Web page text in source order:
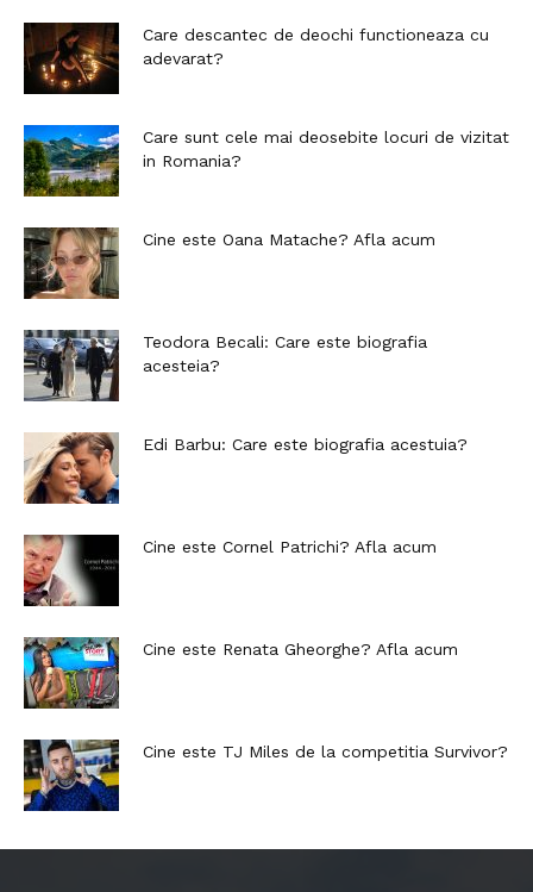
Care descantec de deochi functioneaza cu
adevarat?
Care sunt cele mai deosebite locuri de vizitat
in Romania?
Cine este Oana Matache? Afla acum
Teodora Becali: Care este biografia
acesteia?
Edi Barbu: Care este biografia acestuia?
Cine este Cornel Patrichi? Afla acum
Cine este Renata Gheorghe? Afla acum
Cine este TJ Miles de la competitia Survivor?